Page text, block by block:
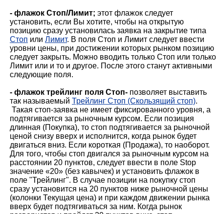
- флажок Стоп/Лимит; этот флажок следует
установить, если Вы хотите, чтобы на открытую
позицию сразу установилась заявка на закрытие типа
Стоп или Лимит. В поля Стоп и Лимит следует ввести
уровни цены, при достижении которых рынком позицию
следует закрыть. Можно вводить только Стоп или только
Лимит или и то и другое. После этого станут активными
следующие поля.
- флажок трейлинг поля Стоп- позволяет выставить
так называемый Трейлинг Стоп (Скользящий стоп).
Такая стоп-заявка не имеет фиксированного уровня, а
подтягивается за рыночным курсом. Если позиция
длинная (Покупка), то стоп подтягивается за рыночной
ценой снизу вверх и исполнится, когда рынок будет
двигаться вниз. Если короткая (Продажа), то наоборот.
Для того, чтобы стоп двигался за рыночным курсом на
расстоянии 20 пунктов, следует ввести в поле Stop
значение «20» (без кавычек) и установить флажок в
поле "Трейлинг". В случае позиции на покупку стоп
сразу установится на 20 пунктов ниже рыночной цены
(колонки Текущая цена) и при каждом движении рынка
вверх будет подтягиваться за ним. Когда рынок